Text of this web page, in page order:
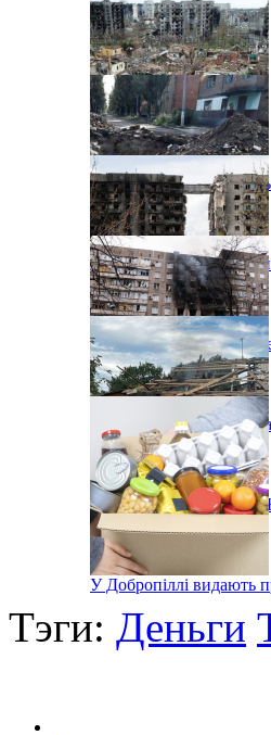
Окупанти продовжують
«Постійно вибухає» -
У Маріуполі почався
Ситуація в Маріуполі
Бойовики так званої
У Добропіллі видають
Тэги: Деньги